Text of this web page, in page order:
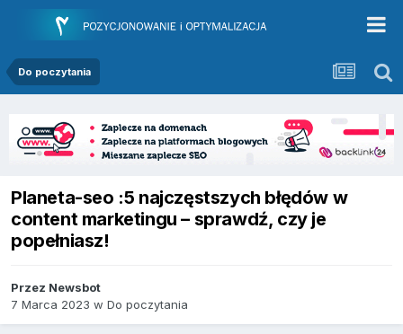
Do poczytania
Planeta-seo :5 najczęstszych błędów w
content marketingu – sprawdź, czy je
popełniasz!
Przez Newsbot
7 Marca 2023 w Do poczytania